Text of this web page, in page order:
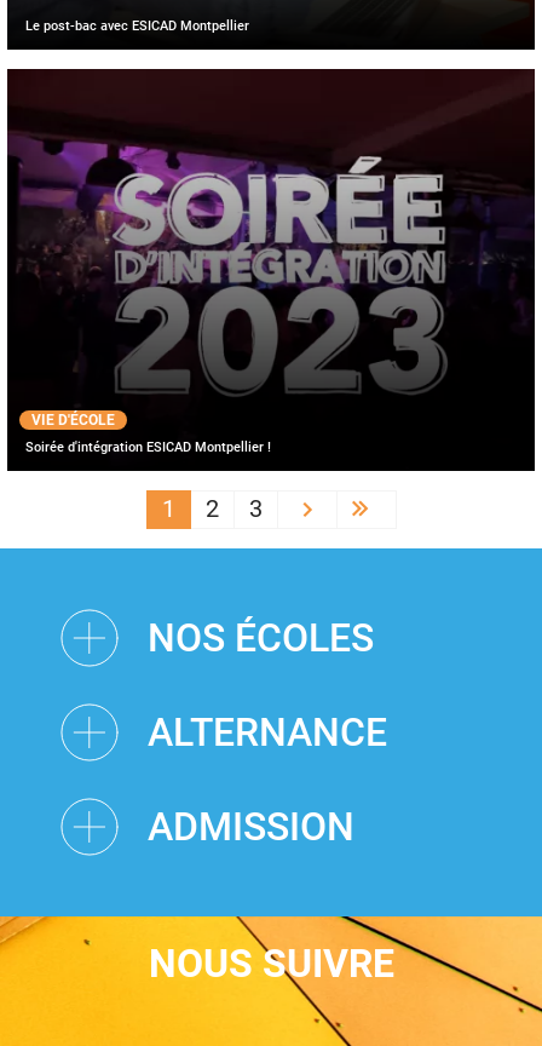
Le post-bac avec ESICAD Montpellier
VIE D'ÉCOLE
Soirée d'intégration ESICAD Montpellier !
PAGINATION1 2 3 Next ›
NOS ÉCOLES
ALTERNANCE
ADMISSION
NOUS SUIVRE